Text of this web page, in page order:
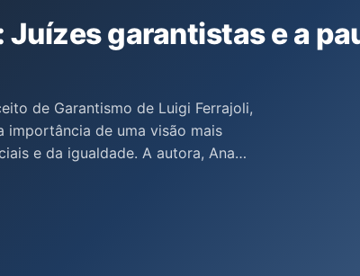
Juízes garantistas e a
de Garantismo de Luigi Ferrajoli,
importância de uma visão mais
e da igualdade. A autora, Ana
do Garantismo, para que possam agir
e das garantias fundamentais,